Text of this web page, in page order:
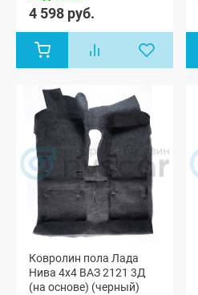
4 598 руб.
Ковролин пола Лада
Нива 4х4 ВАЗ 2121 3Д
(на основе) (черный)